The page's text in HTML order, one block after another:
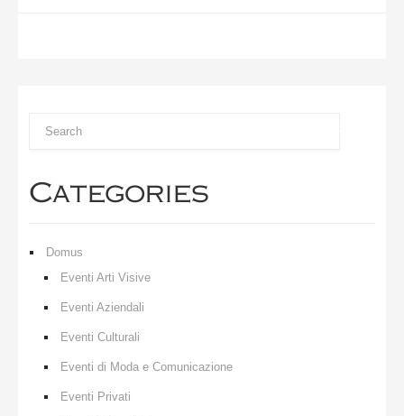
Categories
Domus
Eventi Arti Visive
Eventi Aziendali
Eventi Culturali
Eventi di Moda e Comunicazione
Eventi Privati